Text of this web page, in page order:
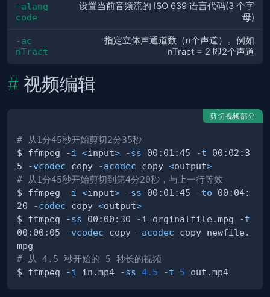
-alang
code
设置当前音频流的 ISO 639 语言代码(3 个字
母)
-ac
nTract
指定立体声通道数（n个声道）。例如
nTract = 2 即2个声道
视频编辑
剪切视频部分
# 从1分45秒开始剪切2分35秒
$ ffmpeg
-i <input> -ss 00:01:45 -t 00:02:3
5
-vcodec copy -acodec copy <output>
# 从1分45秒开始剪切到第4分20秒，与上一行等效
$ ffmpeg
-i <input> -ss 00:01:45 -to 00:04:
20
-codec copy <output>
$ ffmpeg
-ss 00:00:30 -i orginalfile.mpg
-t
00:00:05
-vcodec copy -acodec copy newfile.
# 从 4.5 秒开始的 5 秒长的视频
$ ffmpeg
-i in.mp4 -ss 4.5 -t 5